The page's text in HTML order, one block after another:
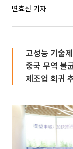
변효선 기자
고성능 기술
중국 무역 불
제조업 회귀